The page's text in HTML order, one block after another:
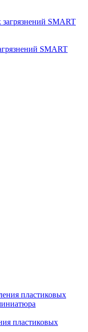
SMART
пластиковых